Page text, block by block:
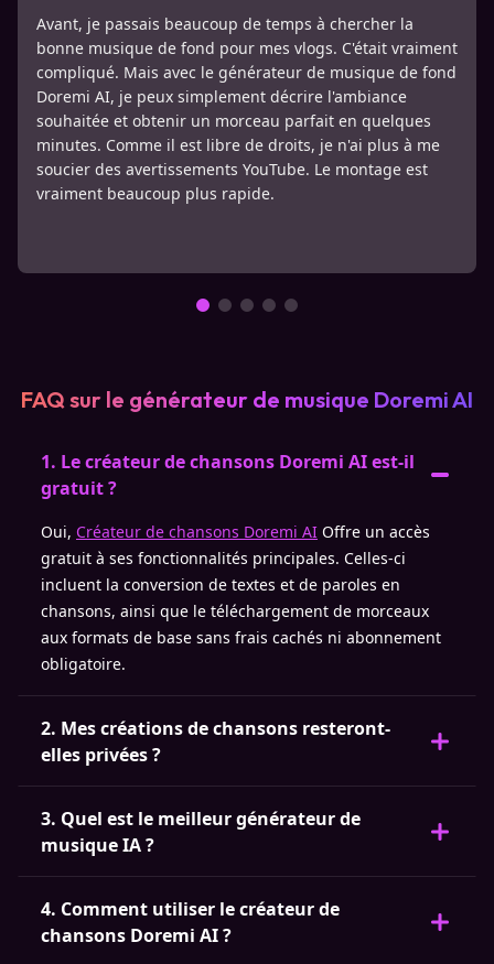
Avant, je passais beaucoup de temps à chercher la
bonne musique de fond pour mes vlogs. C'était vraiment
compliqué. Mais avec le générateur de musique de fond
Doremi AI, je peux simplement décrire l'ambiance
souhaitée et obtenir un morceau parfait en quelques
minutes. Comme il est libre de droits, je n'ai plus à me
soucier des avertissements YouTube. Le montage est
vraiment beaucoup plus rapide.
FAQ sur le générateur de musique Doremi AI
1. Le créateur de chansons Doremi AI est-il
gratuit ?
Oui, Créateur de chansons Doremi AI Offre un accès
gratuit à ses fonctionnalités principales. Celles-ci
incluent la conversion de textes et de paroles en
chansons, ainsi que le téléchargement de morceaux
aux formats de base sans frais cachés ni abonnement
obligatoire.
2. Mes créations de chansons resteront-
elles privées ?
3. Quel est le meilleur générateur de
musique IA ?
4. Comment utiliser le créateur de
chansons Doremi AI ?